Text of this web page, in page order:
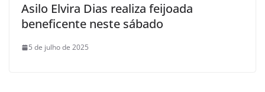
Asilo Elvira Dias realiza feijoada
beneficente neste sábado
5 de julho de 2025